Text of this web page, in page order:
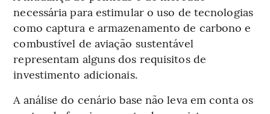
necessária para estimular o uso de tecnologias
como captura e armazenamento de carbono e
combustível de aviação sustentável
representam alguns dos requisitos de
investimento adicionais.
A análise do cenário base não leva em conta os